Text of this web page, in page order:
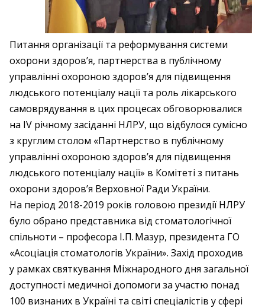
Питання організації та реформування системи
охорони здоров’я, партнерства в публічному
управлінні охороною здоров’я для підвищення
людського потенціалу нації та роль лікарського
самоврядування в цих процесах обговорювалися
на ІV річному засіданні НЛРУ, що відбулося сумісно
з круглим столом «Партнерство в публічному
управлінні охороною здоров’я для підвищення
людського потенціалу нації» в Комітеті з питань
охорони здоров’я Верховної Ради України.
На період 2018-2019 років головою президії НЛРУ
було обрано представника від стоматологічної
спільноти – професора І. П. Мазур, президента ГО
«Асоціація стоматологів України». Захід проходив
у рамках святкування Міжнародного дня загальної
доступності медичної допомоги за участю понад
100 визнаних в Україні та світі спеціалістів у сфері